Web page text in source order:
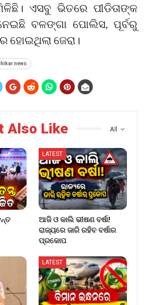
ଏସବୁ ଭିତରେ ପୀଡିତାଙ୍କ
ବଳଙ୍ଗା ପୋଲିସ, ପୂର୍ବରୁ
ହୋଇଥିଲା ଜେରା।
news
All
Also Like
LATEST
ଆଜି ଓ କାଲି ଭୀଷଣ ବର୍ଷା!
ରାଜ୍ୟରେ ଜାରି ରହିବ ବର୍ଷାର
ପ୍ରକୋପ
LATEST